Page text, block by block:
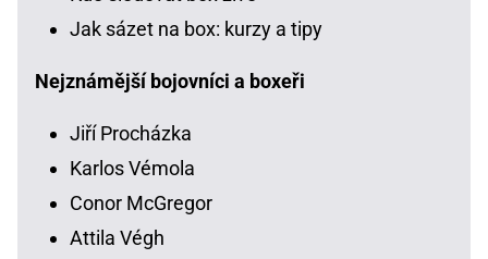
Jak sázet na box: kurzy a tipy
Nejznámější bojovníci a boxeři
Jiří Procházka
Karlos Vémola
Conor McGregor
Attila Végh